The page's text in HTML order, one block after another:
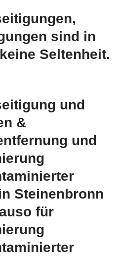
sind in
Seltenheit.
und
&
und
Steinenbronn
für